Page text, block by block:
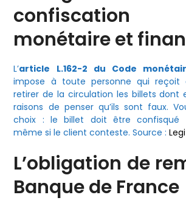
confiscation
monétaire et
L’article L.162-2 du Code
impose à toute personne qui reçoit
retirer de la circulation les billets dont
raisons de penser qu’ils sont faux.
choix : le billet doit être confisqué
même si le client conteste. Source :
L’obligation de
Banque de France